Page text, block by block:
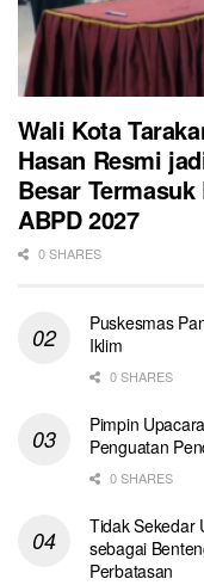
Wali Kota
Hasan Resmi
Besar
ABPD 2027
0 SHARES
Puskesmas
Iklim
0 SHARES
Pimpin
Penguatan
0 SHARES
Tidak Sekedar
sebagai
Perbatasan